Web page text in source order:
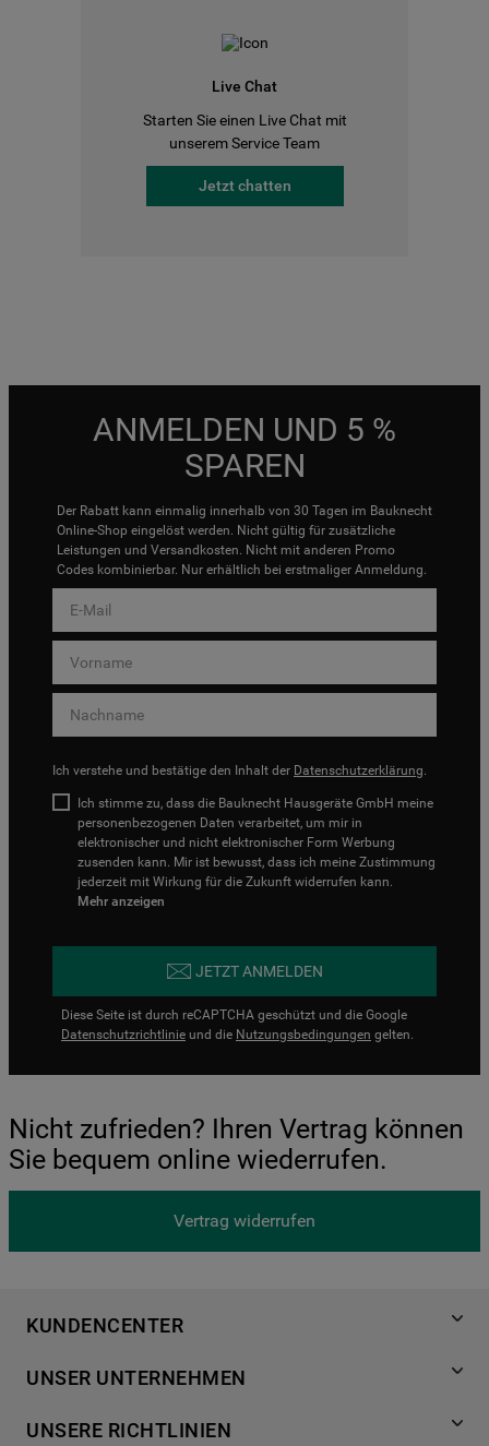
Live Chat
Starten Sie einen Live Chat mit
unserem Service Team
Jetzt chatten
ANMELDEN UND 5 %
SPAREN
Der Rabatt kann einmalig innerhalb von 30 Tagen im Bauknecht
Online-Shop eingelöst werden. Nicht gültig für zusätzliche
Leistungen und Versandkosten. Nicht mit anderen Promo
Codes kombinierbar. Nur erhältlich bei erstmaliger Anmeldung.
Ich verstehe und bestätige den Inhalt der Datenschutzerklärung.
Ich stimme zu, dass die Bauknecht Hausgeräte GmbH meine
personenbezogenen Daten verarbeitet, um mir in
elektronischer und nicht elektronischer Form Werbung
zusenden kann. Mir ist bewusst, dass ich meine Zustimmung
jederzeit mit Wirkung für die Zukunft widerrufen kann.
Mehr anzeigen
JETZT ANMELDEN
Diese Seite ist durch reCAPTCHA geschützt und die Google
Datenschutzrichtlinie und die Nutzungsbedingungen gelten.
Nicht zufrieden? Ihren Vertrag können
Sie bequem online wiederrufen.
Vertrag widerrufen
KUNDENCENTER
Händlersuche
Häufige Fragen
UNSER UNTERNEHMEN
Für Händler
UNSERE RICHTLINIEN